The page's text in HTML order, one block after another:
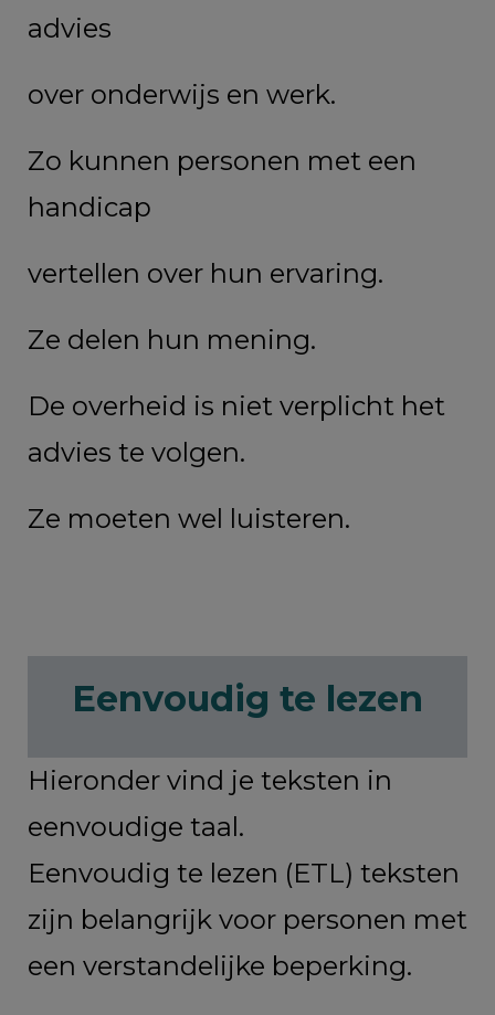
advies
over onderwijs en werk.
Zo kunnen personen met een
handicap
vertellen over hun ervaring.
Ze delen hun mening.
De overheid is niet verplicht het
advies te volgen.
Ze moeten wel luisteren.
Eenvoudig te lezen
Hieronder vind je teksten in
eenvoudige taal.
Eenvoudig te lezen (ETL) teksten
zijn belangrijk voor personen met
een verstandelijke beperking.